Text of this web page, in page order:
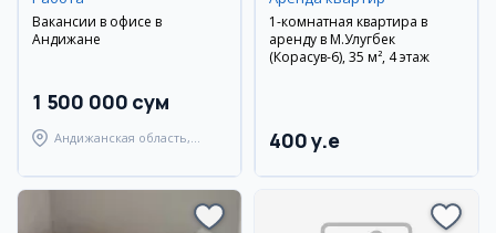
Вакансии в офисе в
Андижане
1 500 000 сум
Андижанская область,
1-комнатная квартира в
аренду в М.Улугбек
(Корасув-6), 35 м², 4 этаж
400 y.e